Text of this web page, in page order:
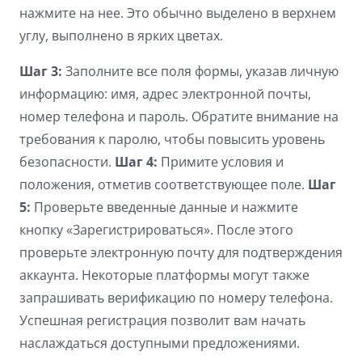
нажмите на нее. Это обычно выделено в верхнем
углу, выполнено в ярких цветах.
Шаг 3: Заполните все поля формы, указав личную
информацию: имя, адрес электронной почты,
номер телефона и пароль. Обратите внимание на
требования к паролю, чтобы повысить уровень
безопасности. Шаг 4: Примите условия и
положения, отметив соответствующее поле. Шаг
5: Проверьте введенные данные и нажмите
кнопку «Зарегистрироваться». После этого
проверьте электронную почту для подтверждения
аккаунта. Некоторые платформы могут также
запрашивать верификацию по номеру телефона.
Успешная регистрация позволит вам начать
наслаждаться доступными предложениями.